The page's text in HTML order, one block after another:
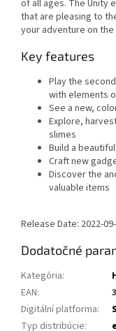
of all ages. The Unity
that are pleasing to
your adventure on the
Key features
Play the
with elements
See a new,
Explore,
slimes
Build a
Craft new
Discover the
valuable items
Release Date: 2022-
Dodatočné
Kategória:
EAN:
Digitální platforma:
Typ distribúcie: